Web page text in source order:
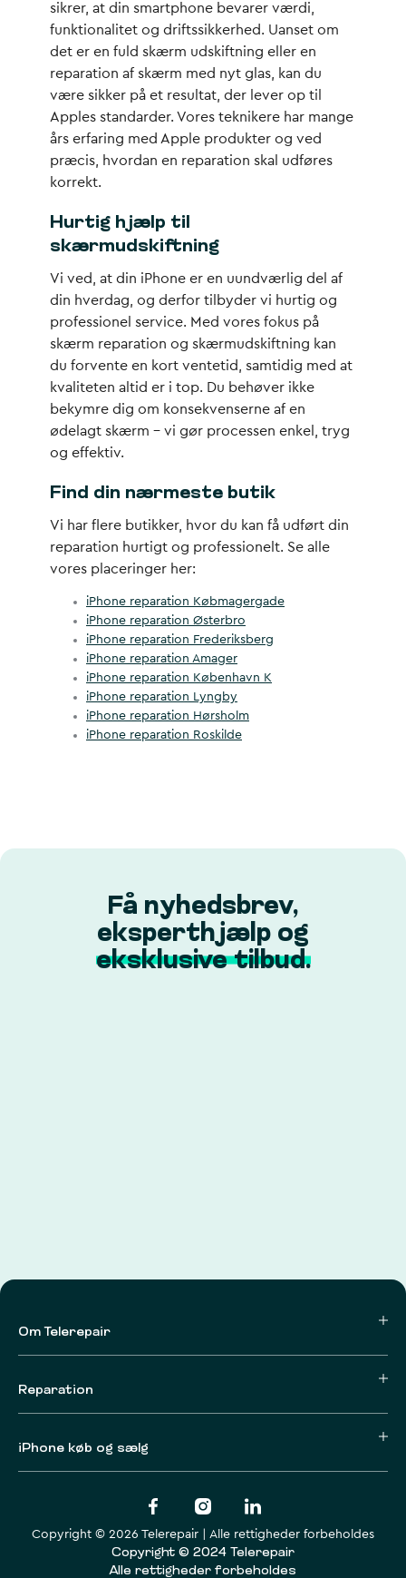
sikrer, at din smartphone bevarer værdi,
funktionalitet og driftssikkerhed. Uanset om
det er en fuld skærm udskiftning eller en
reparation af skærm med nyt glas, kan du
være sikker på et resultat, der lever op til
Apples standarder. Vores teknikere har mange
års erfaring med Apple produkter og ved
præcis, hvordan en reparation skal udføres
korrekt.
Hurtig hjælp til
skærmudskiftning
Vi ved, at din iPhone er en uundværlig del af
din hverdag, og derfor tilbyder vi hurtig og
professionel service. Med vores fokus på
skærm reparation og skærmudskiftning kan
du forvente en kort ventetid, samtidig med at
kvaliteten altid er i top. Du behøver ikke
bekymre dig om konsekvenserne af en
ødelagt skærm – vi gør processen enkel, tryg
og effektiv.
Find din nærmeste butik
Vi har flere butikker, hvor du kan få udført din
reparation hurtigt og professionelt. Se alle
vores placeringer her:
iPhone reparation Købmagergade
iPhone reparation Østerbro
iPhone reparation Frederiksberg
iPhone reparation Amager
iPhone reparation København K
iPhone reparation Lyngby
iPhone reparation Hørsholm
iPhone reparation Roskilde
Få nyhedsbrev,
eksperthjælp og
eksklusive tilbud.
Om Telerepair
Reparation
iPhone køb og sælg
Copyright © 2026 Telerepair | Alle rettigheder forbeholdes
Copyright © 2024 Telerepair
Alle rettigheder forbeholdes